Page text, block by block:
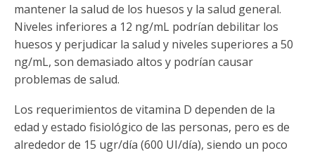
mantener la salud de los huesos y la salud general.
Niveles inferiores a 12 ng/mL podrían debilitar los
huesos y perjudicar la salud y niveles superiores a 50
ng/mL, son demasiado altos y podrían causar
problemas de salud.
Los requerimientos de vitamina D dependen de la
edad y estado fisiológico de las personas, pero es de
alrededor de 15 ugr/día (600 UI/día), siendo un poco